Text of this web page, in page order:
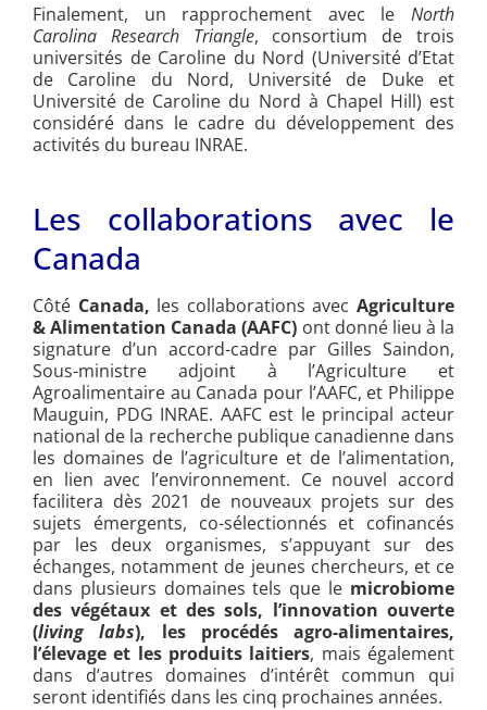
Finalement, un rapprochement avec le North
Carolina Research Triangle, consortium de trois
universités de Caroline du Nord (Université d’Etat
de Caroline du Nord, Université de Duke et
Université de Caroline du Nord à Chapel Hill) est
considéré dans le cadre du développement des
activités du bureau INRAE.
Les collaborations avec le
Canada
Côté Canada, les collaborations avecAgriculture
& Alimentation Canada (AAFC) ont donné lieu à la
signature d’un accord-cadre par Gilles Saindon,
Sous-ministre adjoint à l’Agriculture et
Agroalimentaire au Canada pour l’AAFC, et Philippe
Mauguin, PDG INRAE. AAFC est le principal acteur
national de la recherche publique canadienne dans
les domaines de l’agriculture et de l’alimentation,
en lien avec l’environnement. Ce nouvel accord
facilitera dès 2021 de nouveaux projets sur des
sujets émergents, co-sélectionnés et cofinancés
par les deux organismes, s’appuyant sur des
échanges, notamment de jeunes chercheurs, et ce
dans plusieurs domaines tels que le microbiome
des végétaux et des sols, l’innovation ouverte
(living labs), les procédés agro-alimentaires,
l’élevage et les produits laitiers, mais également
dans d’autres domaines d’intérêt commun qui
seront identifiés dans les cinq prochaines années.